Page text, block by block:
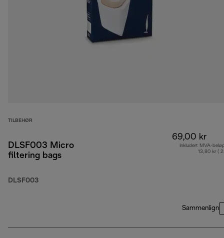
TILBEHØR
DLSF003 Micro
filtering bags
DLSF003
69,00 kr
Inkludert MVA-
13,80 kr (
Sammenlign